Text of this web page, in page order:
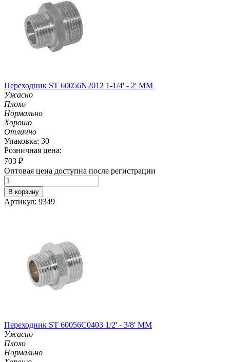
Переходник ST 60056N2012 1-1/4' - 2' MM
Ужасно
Плохо
Нормально
Хорошо
Отлично
Упаковка: 30
Розничная цена:
703 ₽
Оптовая цена доступна после регистрации
В корзину
Артикул: 9349
Переходник ST 60056С0403 1/2' - 3/8' MM
Ужасно
Плохо
Нормально